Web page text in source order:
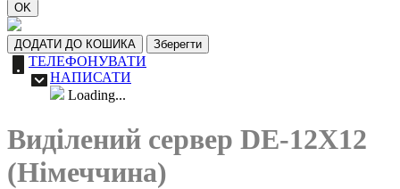
OK
ДОДАТИ ДО КОШИКА Зберегти
ТЕЛЕФОНУВАТИ
НАПИСАТИ
Loading...
Виділений сервер DE-12X12
(Німеччина)